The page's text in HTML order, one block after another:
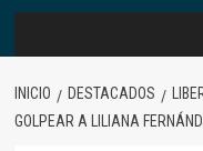
INICIO DESTACADOS
GOLPEAR A LILIANA